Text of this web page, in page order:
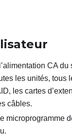
CA du
les unités, tous
les cartes
câbles.
microprogramme